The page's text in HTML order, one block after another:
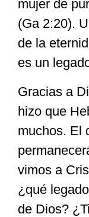
mujer de
(Ga 2:20).
de la
es un
Gracias a
hizo que
muchos. El
vimos a
¿qué
de Dios?